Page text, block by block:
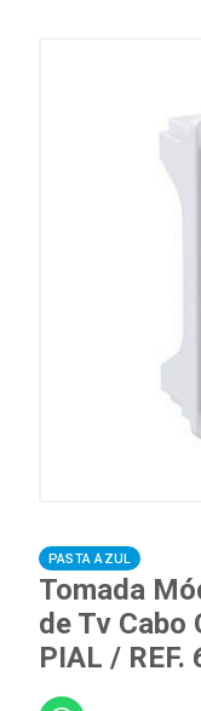
PASTA AZUL
Tomada
de Tv Cabo
PIAL / REF.